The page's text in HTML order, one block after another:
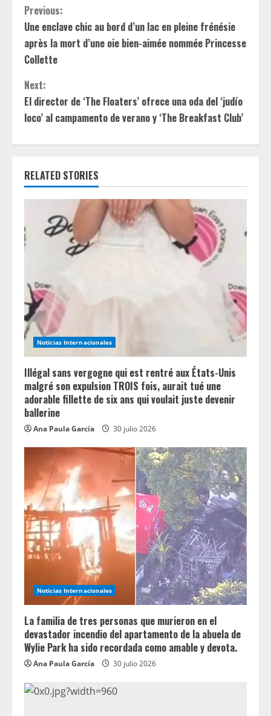
C
o
n
t
i
n
u
e
e
d
i
n
g
Previous:
Une enclave chic au bord d’un lac en pleine frénésie
après la mort d’une oie bien-aimée nommée Princesse
Collette
Next:
El director de ‘The Floaters’ ofrece una oda del ‘judío
loco’ al campamento de verano y ‘The Breakfast Club’
RELATED STORIES
Noticias Internacionales
Illégal sans vergogne qui est rentré aux États-Unis
malgré son expulsion TROIS fois, aurait tué une
adorable fillette de six ans qui voulait juste devenir
ballerine
Ana Paula García 30 julio 2026
Noticias Internacionales
La familia de tres personas que murieron en el
devastador incendio del apartamento de la abuela de
Wylie Park ha sido recordada como amable y devota.
Ana Paula García 30 julio 2026